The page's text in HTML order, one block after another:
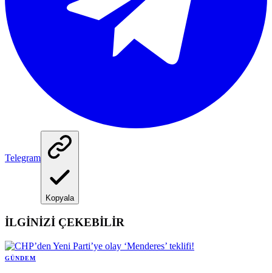
Telegram
Kopyala
İLGİNİZİ ÇEKEBİLİR
GÜNDEM